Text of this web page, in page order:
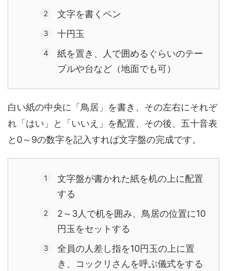
文字を書くペン
十円玉
紙を置き、人で囲めるぐらいのテー
ブルや台など（地面でも可）
白い紙の中央に「鳥居」を書き、その左右にそれぞ
れ「はい」と「いいえ」を配置、その後、五十音表
と0～9の数字を記入すれば文字盤の完成です。
文字盤が書かれた紙を机の上に配置
する
2～3人で机を囲み、鳥居の位置に10
円玉をセットする
全員の人差し指を10円玉の上に置
き、コックリさんを呼ぶ儀式をする